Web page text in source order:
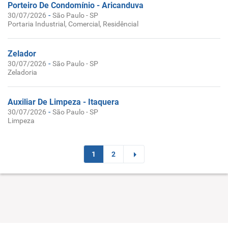
Porteiro De Condomínio - Aricanduva
30/07/2026 -São Paulo - SP
Portaria Industrial, Comercial, Residêncial
Zelador
30/07/2026 -São Paulo - SP
Zeladoria
Auxiliar De Limpeza - Itaquera
30/07/2026 -São Paulo - SP
Limpeza
1 2